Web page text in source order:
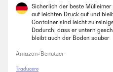
Sicherlich der beste
auf leichten Druck auf und
Container sind leicht zu
Dadurch, dass er untern
bleibt auch der Boden sauber
Amazon-Benutzer
Traducere